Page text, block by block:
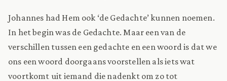
Johannes had Hem ook ‘de Gedachte’ kunnen noemen.
In het begin was de Gedachte. Maar een van de
verschillen tussen een gedachte en een woord is dat we
ons een woord doorgaans voorstellen als iets wat
voortkomt uit iemand die nadenkt om zo tot